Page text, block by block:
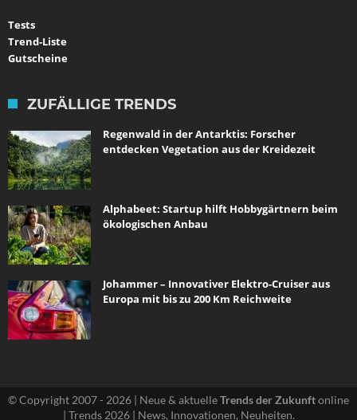
Tests
Trend-Liste
Gutscheine
ZUFÄLLIGE TRENDS
Regenwald in der Antarktis: Forscher
entdecken Vegetation aus der Kreidezeit
Alphabeet: Startup hilft Hobbygärtnern beim
ökologischen Anbau
Johammer – Innovativer Elektro-Cruiser aus
Europa mit bis zu 200 Km Reichweite
© Copyright 2007 - 2026 | Neue & aktuelleTrends der Zukunftonline
| Trends 2026 | News, Innovationen, Neuheiten.